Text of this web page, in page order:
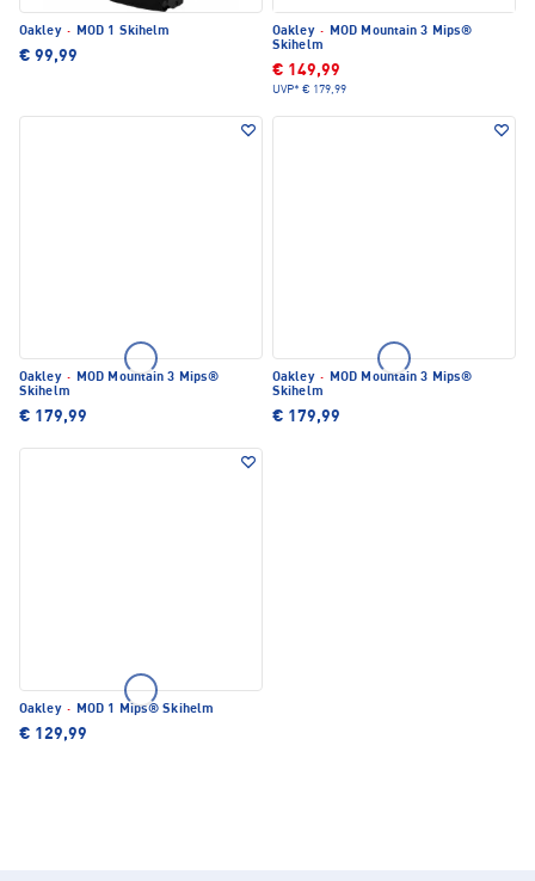
Oakley · MOD 1 Skihelm
€ 99,99
Oakley · MOD Mountain 3 Mips®
Skihelm
€ 149,99
UVP* € 179,99
Oakley · MOD Mountain 3 Mips®
Skihelm
€ 179,99
Oakley · MOD Mountain 3 Mips®
Skihelm
€ 179,99
Oakley · MOD 1 Mips® Skihelm
€ 129,99